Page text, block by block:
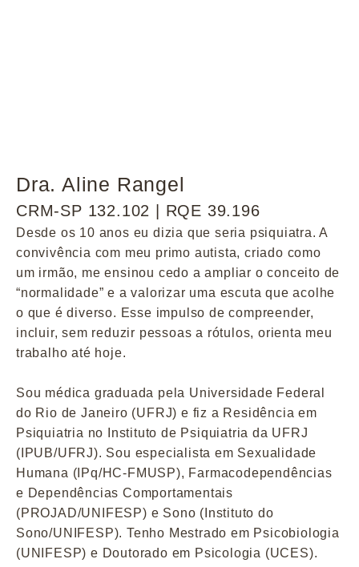
Dra. Aline Rangel
CRM-SP 132.102 | RQE 39.196
Desde os 10 anos eu dizia que seria psiquiatra. A
convivência com meu primo autista, criado como
um irmão, me ensinou cedo a ampliar o conceito de
“normalidade” e a valorizar uma escuta que acolhe
o que é diverso. Esse impulso de compreender,
incluir, sem reduzir pessoas a rótulos, orienta meu
trabalho até hoje.
Sou médica graduada pela Universidade Federal
do Rio de Janeiro (UFRJ) e fiz a Residência em
Psiquiatria no Instituto de Psiquiatria da UFRJ
(IPUB/UFRJ). Sou especialista em Sexualidade
Humana (IPq/HC-FMUSP), Farmacodependências
e Dependências Comportamentais
(PROJAD/UNIFESP) e Sono (Instituto do
Sono/UNIFESP). Tenho Mestrado em Psicobiologia
(UNIFESP) e Doutorado em Psicologia (UCES).